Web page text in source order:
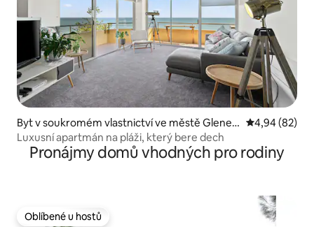
Byt v soukromém vlastnictví ve městě Glenelg
North
Průměrné
4,94 (82)
Luxusní apartmán na pláži, který bere dech
Pronájmy domů vhodných pro rodiny
Oblíbené u hostů
Oblíbené u hostů